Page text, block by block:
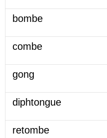
bombe
combe
gong
diphtongue
retombe